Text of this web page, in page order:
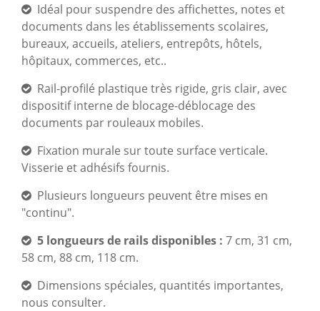
Idéal pour suspendre des affichettes, notes et
documents dans les établissements scolaires,
bureaux, accueils, ateliers, entrepôts, hôtels,
hôpitaux, commerces, etc..
Rail-profilé plastique très rigide, gris clair, avec
dispositif interne de blocage-déblocage des
documents par rouleaux mobiles.
Fixation murale sur toute surface verticale.
Visserie et adhésifs fournis.
Plusieurs longueurs peuvent être mises en
"continu".
5 longueurs de rails disponibles : 7 cm, 31 cm,
58 cm, 88 cm, 118 cm.
Dimensions spéciales, quantités importantes,
nous consulter.